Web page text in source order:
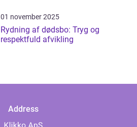
01 november 2025
Rydning af dødsbo: Tryg og
respektfuld afvikling
Address